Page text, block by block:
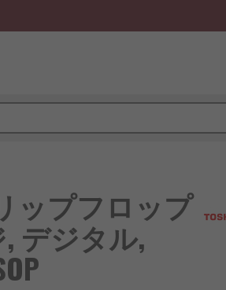
ップフロップ
デジタル,